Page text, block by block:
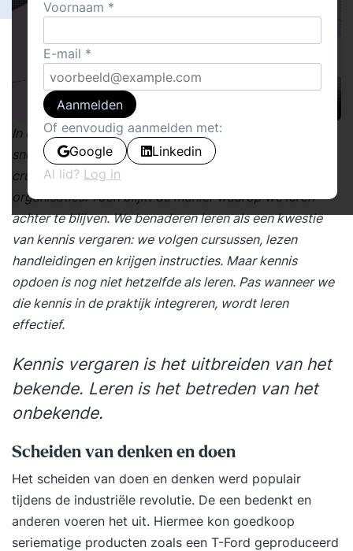
In een wereld waarin veranderingen zich in
sneltreinvaart voltrekken, zijn leren en ontwikkelen
cruciaal voor het succes van zowel medewerkers als
organisaties. Toch blijkt de manier waarop we leren
achter te blijven. We benaderen leren als een kwestie
van kennis vergaren: we volgen cursussen, lezen
handleidingen en krijgen instructies. Maar kennis
opdoen is nog niet hetzelfde als leren. Pas wanneer we
die kennis in de praktijk integreren, wordt leren
effectief.
Kennis vergaren is het uitbreiden van het
bekende. Leren is het betreden van het
onbekende.
Scheiden van denken en doen
Het scheiden van doen en denken werd populair
tijdens de industriële revolutie. De een bedenkt en
anderen voeren het uit. Hiermee kon goedkoop
seriematige producten zoals een T-Ford geproduceerd
Voornaam
E-mail
Aanmelden
Of eenvoudig aanmelden met:
Google
Linkedin
Al lid? Log in